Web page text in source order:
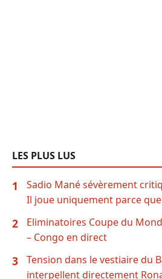
LES PLUS LUS
1
Sadio Mané sévèrement
Il joue uniquement parce
2
Eliminatoires Coupe du
– Congo en direct
3
Tension dans le vestiaire du
interpellent directement